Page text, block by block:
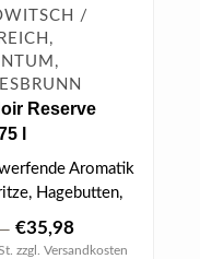
/
Reserve
l
Aromatik
Hagebutten,
und
P..
€35,98
zzgl. Versandkosten